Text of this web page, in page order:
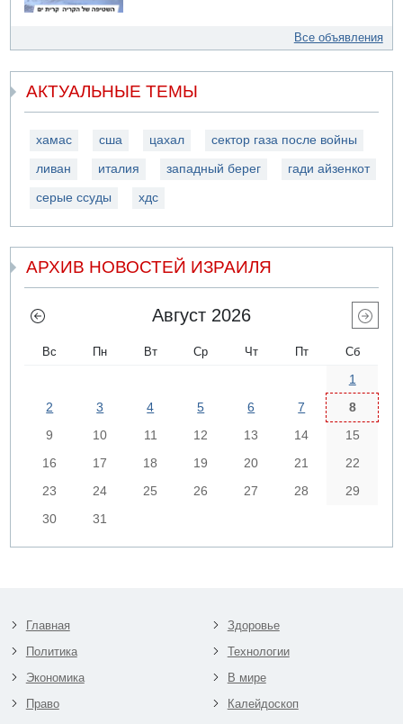
Все объявления
АКТУАЛЬНЫЕ ТЕМЫ
хамас сша цахал сектор газа после войны
ливан италия западный берег гади айзенкот
серые ссуды хдс
АРХИВ НОВОСТЕЙ ИЗРАИЛЯ
Август 2026
Вс Пн Вт Ср Чт Пт Сб
1
2
3 4 5 6 7
8
9
10 11 12 13 14
15
16
17 18 19 20 21
22
23
24 25 26 27 28
29
30
31
Главная
Политика
Экономика
Право
Здоровье
Технологии
В мире
Калейдоскоп